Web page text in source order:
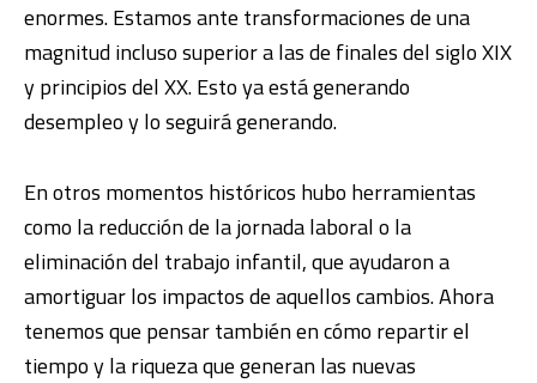
enormes. Estamos ante transformaciones de una
magnitud incluso superior a las de finales del siglo XIX
y principios del XX. Esto ya está generando
desempleo y lo seguirá generando.
En otros momentos históricos hubo herramientas
como la reducción de la jornada laboral o la
eliminación del trabajo infantil, que ayudaron a
amortiguar los impactos de aquellos cambios. Ahora
tenemos que pensar también en cómo repartir el
tiempo y la riqueza que generan las nuevas